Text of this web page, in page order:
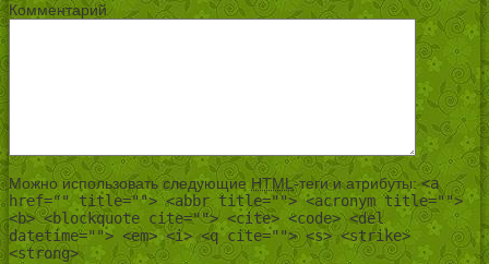
Комментарий
Можно использовать следующие HTML-теги и атрибуты:<a
href="" title=""> <abbr title=""> <acronym title="">
<b> <blockquote cite=""> <cite> <code> <del
datetime=""> <em> <i> <q cite=""> <s> <strike>
<strong>